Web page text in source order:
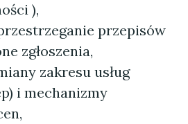
),
przepisów
zgłoszenia,
zakresu usług
i mechanizmy